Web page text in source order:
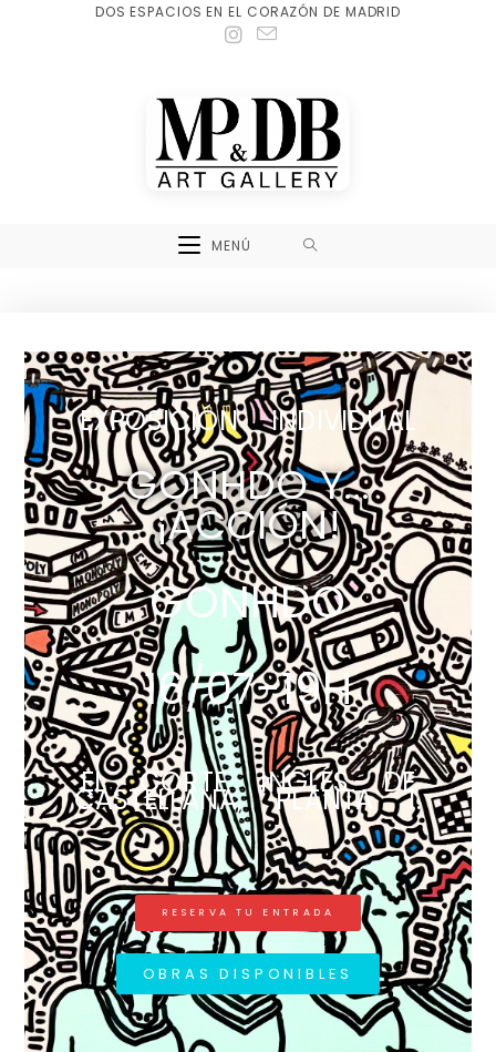
DOS ESPACIOS EN EL CORAZÓN DE MADRID
MENÚ
EXPOSICIÓN INDIVIDUAL
GONHDO Y...
¡ACCIÓN!
GONHDO
16/07-19H
EL CORTE INGLÉS DE
CASTELLANA, PLANTA 1.
RESERVA TU ENTRADA
OBRAS DISPONIBLES